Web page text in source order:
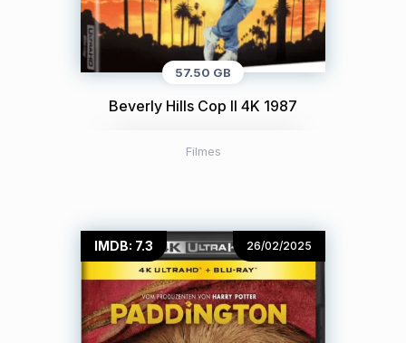
57.50 GB
Beverly Hills Cop II 4K 1987
Filmes
IMDB: 7.3 26/02/2025